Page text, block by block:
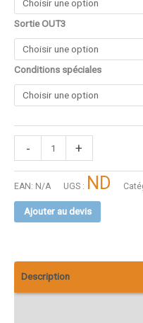
Sortie OUT3
Conditions spéciales
- +
EAN: N/A UGS : ND
Ajouter au devis
Description